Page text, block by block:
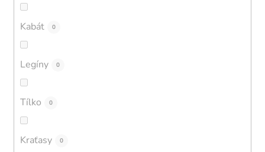
Kabát 0
Legíny 0
Tílko 0
Kraťasy 0